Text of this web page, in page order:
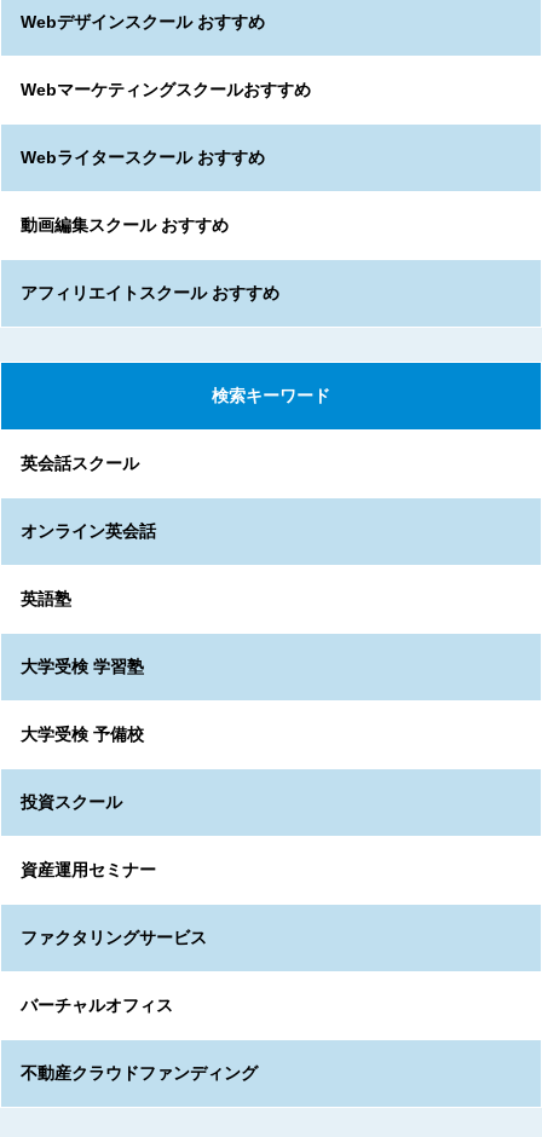
Webデザインスクール おすすめ
Webマーケティングスクールおすすめ
Webライタースクール おすすめ
動画編集スクール おすすめ
アフィリエイトスクール おすすめ
検索キーワード
英会話スクール
オンライン英会話
英語塾
大学受検 学習塾
大学受検 予備校
投資スクール
資産運用セミナー
ファクタリングサービス
バーチャルオフィス
不動産クラウドファンディング